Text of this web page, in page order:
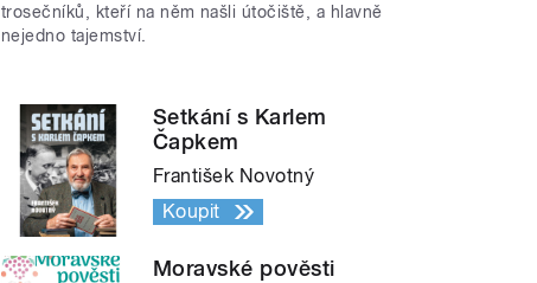
trosečníků, kteří na něm našli útočiště, a hlavně
nejedno tajemství.
Setkání s Karlem
Čapkem
František Novotný
Koupit
Moravské pověsti